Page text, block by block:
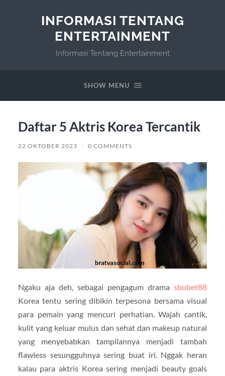
INFORMASI TENTANG
ENTERTAINMENT
Informasi Tentang Entertainment
SHOW MENU
Daftar 5 Aktris Korea Tercantik
22 OKTOBER 2023 / 0 COMMENTS
Ngaku aja deh, sebagai pengagum dramasbobet88
Korea tentu sering dibikin terpesona bersama visual
para pemain yang mencuri perhatian. Wajah cantik,
kulit yang keluar mulus dan sehat dan makeup natural
yang menyebabkan tampilannya menjadi tambah
flawless sesungguhnya sering buat iri. Nggak heran
kalau para aktris Korea sering menjadi beauty goals